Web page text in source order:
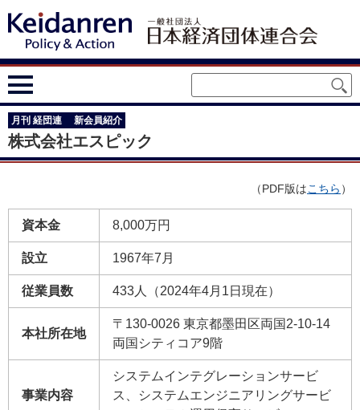
月刊 経団連 新会員紹介
株式会社エスピック
（PDF版はこちら ）
資本金 8,000万円
設立 1967年7月
従業員数 433人（2024年4月1日現在）
本社所在地
〒130-0026 東京都墨田区両国2-10-14
両国シティコア9階
事業内容
システムインテグレーションサービ
ス、システムエンジニアリングサービ